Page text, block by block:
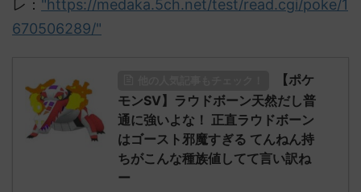
レ： "https://medaka.5ch.net/test/read.cgi/poke/1
670506289/"
【ポケ
モンSV】ラウドボーン天然だし普
通に強いよな！ 正直ラウドボーン
はゴースト邪魔すぎる てんねん持
ちがこんな種族値してて言い訳ね
ー